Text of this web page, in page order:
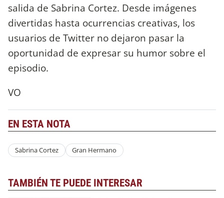
salida de Sabrina Cortez. Desde imágenes
divertidas hasta ocurrencias creativas, los
usuarios de Twitter no dejaron pasar la
oportunidad de expresar su humor sobre el
episodio.
VO
EN ESTA NOTA
Sabrina Cortez Gran Hermano
TAMBIÉN TE PUEDE INTERESAR